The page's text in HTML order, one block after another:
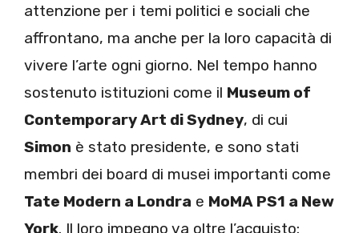
attenzione per i temi politici e sociali che
affrontano, ma anche per la loro capacità di
vivere l’arte ogni giorno. Nel tempo hanno
sostenuto istituzioni come il Museum of
Contemporary Art di Sydney, di cui
Simon è stato presidente, e sono stati
membri dei board di musei importanti come
Tate Modern a Londra e MoMA PS1 a New
York. Il loro impegno va oltre l’acquisto: